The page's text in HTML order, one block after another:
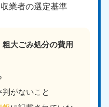
業者の選定基準
大ごみ処分の費用
がないこと